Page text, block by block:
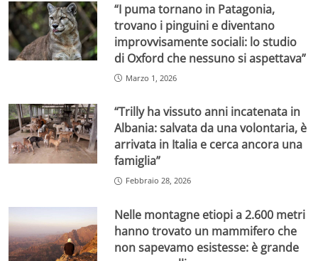
“I puma tornano in Patagonia,
trovano i pinguini e diventano
improvvisamente sociali: lo studio
di Oxford che nessuno si aspettava”
Marzo 1, 2026
“Trilly ha vissuto anni incatenata in
Albania: salvata da una volontaria, è
arrivata in Italia e cerca ancora una
famiglia”
Febbraio 28, 2026
Nelle montagne etiopi a 2.600 metri
hanno trovato un mammifero che
non sapevamo esistesse: è grande